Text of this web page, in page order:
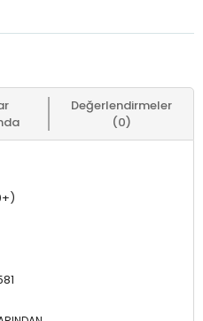
Değerlendirmeler
(0)